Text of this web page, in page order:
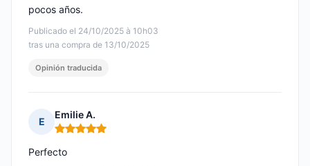
Publicado el 24/10/2025 à 10h03
tras una compra de 13/10/2025
pocos años.
Opinión traducida
E
Emilie A.
Nota: 5 de 5
Perfecto